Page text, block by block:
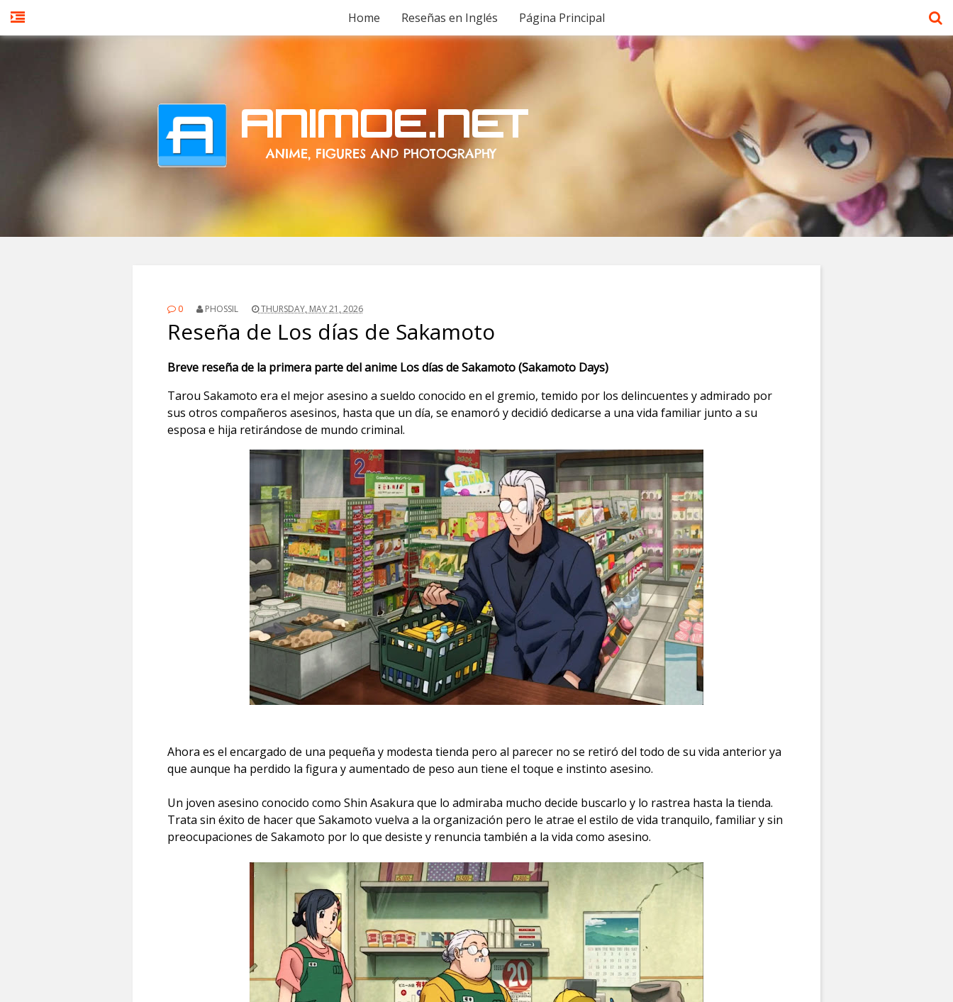
Home Reseñas en Inglés Página Principal
0 PHOSSIL THURSDAY, MAY 21, 2026
Reseña de Los días de Sakamoto
Breve reseña de la primera parte del anime Los días de Sakamoto (Sakamoto Days)
Tarou Sakamoto era el mejor asesino a sueldo conocido en el gremio, temido por los delincuentes y admirado por
sus otros compañeros asesinos, hasta que un día, se enamoró y decidió dedicarse a una vida familiar junto a su
esposa e hija retirándose de mundo criminal.
Ahora es el encargado de una pequeña y modesta tienda pero al parecer no se retiró del todo de su vida anterior ya
que aunque ha perdido la figura y aumentado de peso aun tiene el toque e instinto asesino.
Un joven asesino conocido como Shin Asakura que lo admiraba mucho decide buscarlo y lo rastrea hasta la tienda.
Trata sin éxito de hacer que Sakamoto vuelva a la organización pero le atrae el estilo de vida tranquilo, familiar y sin
preocupaciones de Sakamoto por lo que desiste y renuncia también a la vida como asesino.